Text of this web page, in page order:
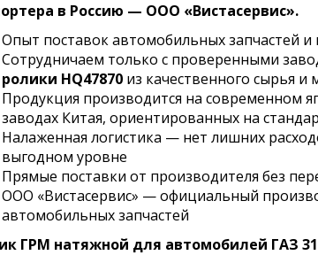
в Россию — ООО «Вистасервис».
Опыт поставок автомобильных запчастей
Сотрудничаем только с проверенными
ролики HQ47870из качественного сырья и
Продукция производится на современном
заводах Китая, ориентированных на
Налаженная логистика — нет лишних
выгодном уровне
Прямые поставки от производителя без
ООО «Вистасервис» — официальный
автомобильных запчастей
ГРМ натяжной для автомобилей ГАЗ